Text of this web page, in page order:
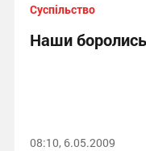
Суспільство
Наши
08:10, 6.05.2009